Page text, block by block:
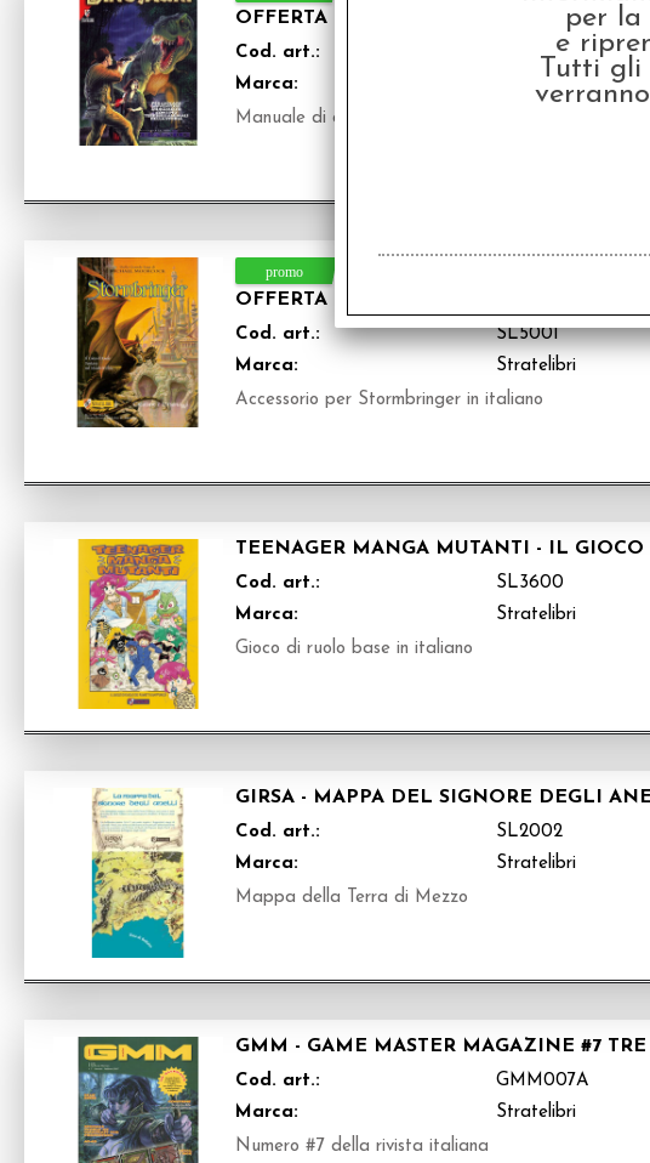
OFFERTA RAVEN PRIME - BASIC -
Cod. art.:
SL5503
Marca:
Manuale di ambientazione per il Basic System in
OFFERTA RAVEN PRIME -
Cod. art.:
SL5001
Marca:
Stratelibri
Accessorio per Stormbringer in italiano
TEENAGER MANGA MUTANTI - IL
Cod. art.:
SL3600
Marca:
Stratelibri
Gioco di ruolo base in italiano
GIRSA - MAPPA DEL SIGNORE DEGLI
Cod. art.:
SL2002
Marca:
Stratelibri
Mappa della Terra di Mezzo
GMM - GAME MASTER MAGAZINE #7
Cod. art.:
GMM007A
Marca:
Stratelibri
Numero #7 della rivista italiana
per la
e
Tutti gli